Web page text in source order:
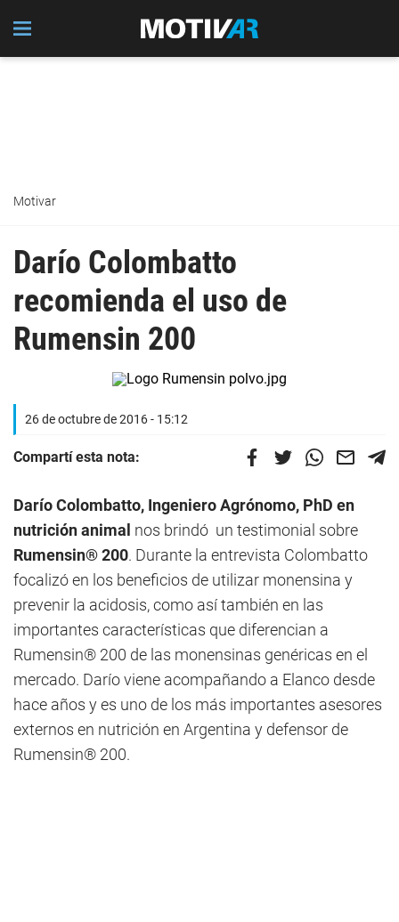
Motivar
Darío Colombatto
recomienda el uso de
Rumensin 200
26 de octubre de 2016 - 15:12
Compartí esta nota:
Darío Colombatto, Ingeniero Agrónomo, PhD en
nutrición animal nos brindó un testimonial sobre
Rumensin® 200. Durante la entrevista Colombatto
focalizó en los beneficios de utilizar monensina y
prevenir la acidosis, como así también en las
importantes características que diferencian a
Rumensin® 200 de las monensinas genéricas en el
mercado. Darío viene acompañando a Elanco desde
hace años y es uno de los más importantes asesores
externos en nutrición en Argentina y defensor de
Rumensin® 200.